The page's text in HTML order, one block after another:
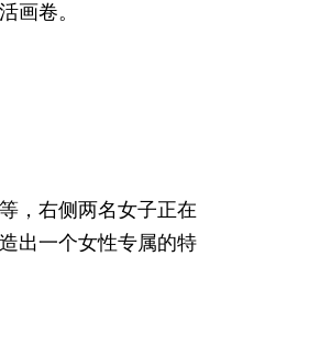
画卷。
，右侧两名女子正在
出一个女性专属的特